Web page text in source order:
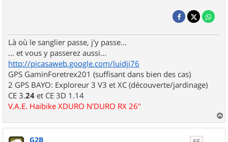
Là où le sanglier passe, j'y passe...
... et vous y passerez aussi...
http://picasaweb.google.com/luidji76
GPS GaminForetrex201 (suffisant dans bien des cas)
2 GPS BAYO: Exploreur 3 V3 et XC (découverte/jardinage)
CE 3.24 et CE 3D 1.14
V.A.E. Haibike XDURO N'DURO RX 26"
a
u
G2B